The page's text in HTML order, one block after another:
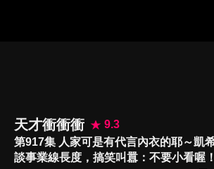
天才衝衝衝
9.3
第917集 人家可是有代言內衣的耶～凱
談事業線長度，搞笑叫囂：不要小看喔！